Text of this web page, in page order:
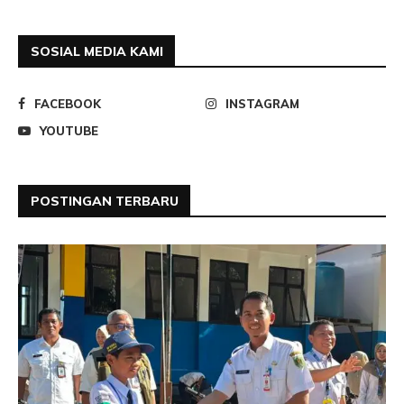
SOSIAL MEDIA KAMI
FACEBOOK
INSTAGRAM
YOUTUBE
POSTINGAN TERBARU